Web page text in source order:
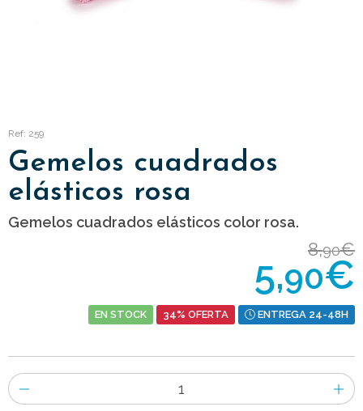
Ref: 259
Gemelos cuadrados
elásticos rosa
Gemelos cuadrados elásticos color rosa.
8,90€
5,90€
EN STOCK 34% OFERTA ENTREGA 24-48H
Número
de